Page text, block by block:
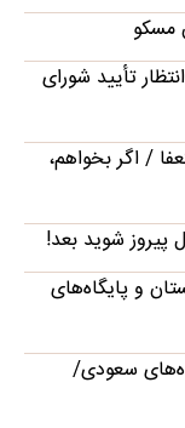
مسکو
تأیید شورای
/ اگر بخواهم،
پیروز شوید بعد!
و پایگاه‌های
سعودی/